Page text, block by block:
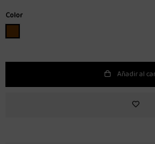
Color
Añadir al